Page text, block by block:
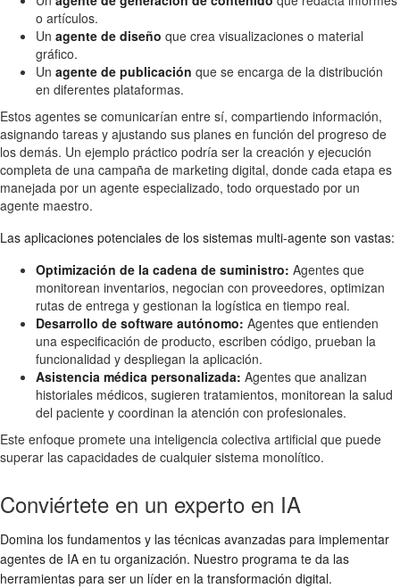
o artículos.
Un agente de diseño que crea visualizaciones o material
gráfico.
Un agente de publicación que se encarga de la distribución
en diferentes plataformas.
Estos agentes se comunicarían entre sí, compartiendo información,
asignando tareas y ajustando sus planes en función del progreso de
los demás. Un ejemplo práctico podría ser la creación y ejecución
completa de una campaña de marketing digital, donde cada etapa es
manejada por un agente especializado, todo orquestado por un
agente maestro.
Las aplicaciones potenciales de los sistemas multi-agente son vastas:
Optimización de la cadena de suministro: Agentes que
monitorean inventarios, negocian con proveedores, optimizan
rutas de entrega y gestionan la logística en tiempo real.
Desarrollo de software autónomo: Agentes que entienden
una especificación de producto, escriben código, prueban la
funcionalidad y despliegan la aplicación.
Asistencia médica personalizada: Agentes que analizan
historiales médicos, sugieren tratamientos, monitorean la salud
del paciente y coordinan la atención con profesionales.
Este enfoque promete una inteligencia colectiva artificial que puede
superar las capacidades de cualquier sistema monolítico.
Conviértete en un experto en IA
Domina los fundamentos y las técnicas avanzadas para implementar
agentes de IA en tu organización. Nuestro programa te da las
herramientas para ser un líder en la transformación digital.